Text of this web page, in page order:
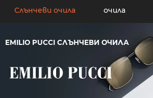
Слънчеви очила очила
EMILIO PUCCI СЛЪНЧЕВИ ОЧИЛА